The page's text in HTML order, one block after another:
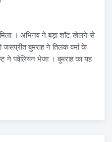
। अभिनव ने बड़ा शॉट खेलने से
बुमराह ने तिलक वर्मा के
ने पवेलियन भेजा । बुमराह का यह